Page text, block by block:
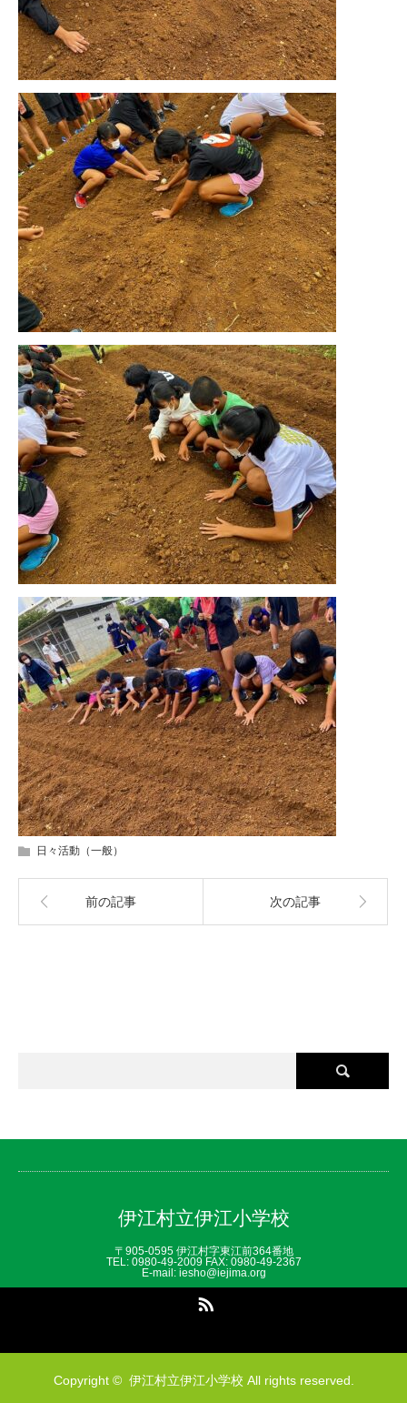
日々活動（一般）
前の記事 次の記事
伊江村立伊江小学校
〒905-0595 伊江村字東江前364番地
TEL: 0980‐49‐2009 FAX: 0980‐49‐2367
E-mail: iesho@iejima.org
Copyright © 伊江村立伊江小学校 All rights reserved.